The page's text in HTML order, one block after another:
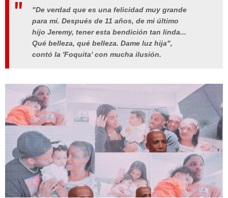
"De verdad que es una felicidad muy grande
para mí. Después de 11 años, de mi último
hijo Jeremy, tener esta bendición tan linda...
Qué belleza, qué belleza. Dame luz hija",
contó la 'Foquita' con mucha ilusión.